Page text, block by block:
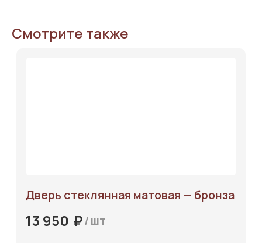
Смотрите также
Дверь стеклянная матовая — бронза
13 950 ₽/шт